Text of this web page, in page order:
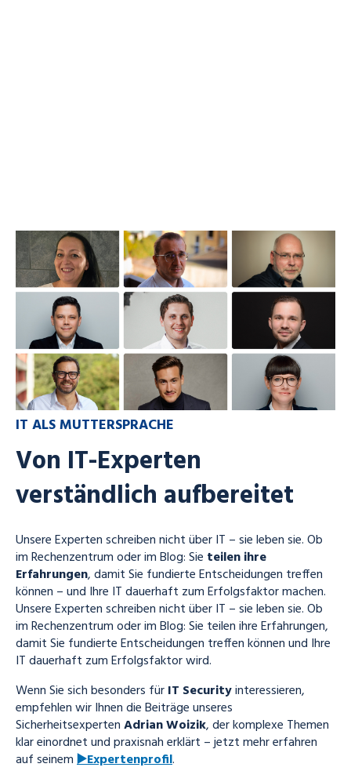
IT ALS MUTTERSPRACHE
Von IT-Experten
verständlich aufbereitet
Unsere Experten schreiben nicht über IT – sie leben sie. Ob
im Rechenzentrum oder im Blog: Sie teilen ihre
Erfahrungen, damit Sie fundierte Entscheidungen treffen
können – und Ihre IT dauerhaft zum Erfolgsfaktor machen.
Unsere Experten schreiben nicht über IT – sie leben sie. Ob
im Rechenzentrum oder im Blog: Sie teilen ihre Erfahrungen,
damit Sie fundierte Entscheidungen treffen können und Ihre
IT dauerhaft zum Erfolgsfaktor wird.
Wenn Sie sich besonders fürIT Securityinteressieren,
empfehlen wir Ihnen die Beiträge unseres
SicherheitsexpertenAdrian Woizik, der komplexe Themen
klar einordnet und praxisnah erklärt – jetzt mehr erfahren
auf seinem▶️Expertenprofil.